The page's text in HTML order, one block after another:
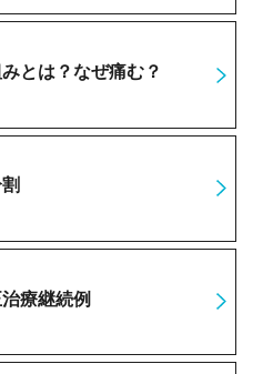
とは？なぜ痛む？
療継続例